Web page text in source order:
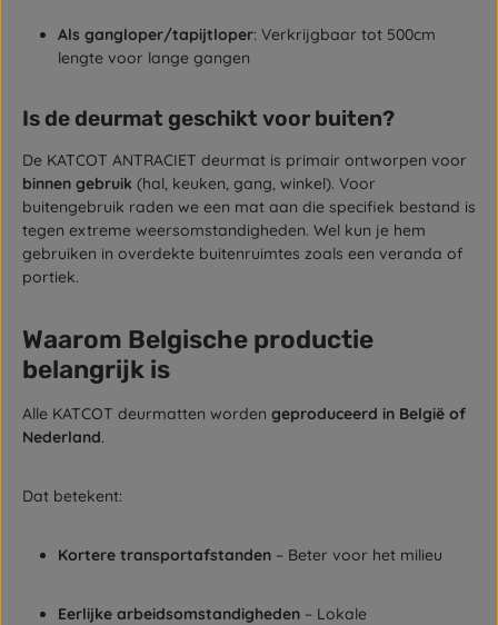
Als gangloper/tapijtloper: Verkrijgbaar tot 500cm
lengte voor lange gangen
Is de deurmat geschikt voor buiten?
De KATCOT ANTRACIET deurmat is primair ontworpen voor
binnen gebruik (hal, keuken, gang, winkel). Voor
buitengebruik raden we een mat aan die specifiek bestand is
tegen extreme weersomstandigheden. Wel kun je hem
gebruiken in overdekte buitenruimtes zoals een veranda of
portiek.
Waarom Belgische productie
belangrijk is
Alle KATCOT deurmatten worden geproduceerd in België of
Nederland.
Dat betekent:
Kortere transportafstanden – Beter voor het milieu
Eerlijke arbeidsomstandigheden – Lokale